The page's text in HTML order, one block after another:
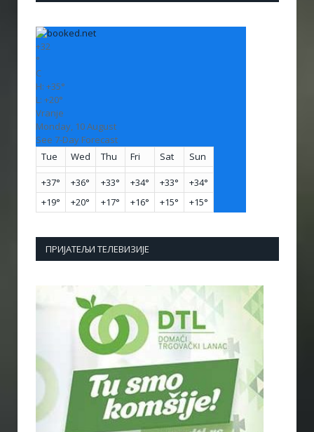
+32
°
C
H: +35°
L: +20°
Vranje
Monday, 10 August
See 7-Day Forecast
Tue
Wed Thu Fri Sat Sun
+37° +36° +33° +34° +33° +34°
+19° +20° +17° +16° +15° +15°
ПРИЈАТЕЉИ ТЕЛЕВИЗИЈЕ